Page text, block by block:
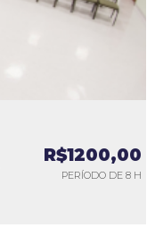
R$1200,00
PERÍODO DE 8 H